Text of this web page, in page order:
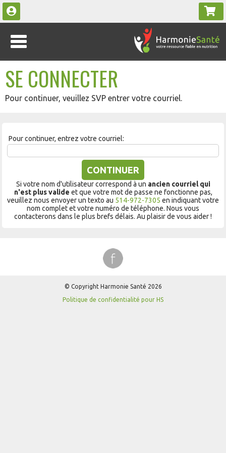
SE CONNECTER
Pour continuer, veuillez SVP entrer votre courriel.
Pour continuer, entrez votre courriel:
CONTINUER
Si votre nom d'utilisateur correspond à un ancien courriel qui
n'est plus valide et que votre mot de passe ne fonctionne pas,
veuillez nous envoyer un texto au 514-972-7305 en indiquant votre
nom complet et votre numéro de téléphone. Nous vous
contacterons dans le plus brefs délais. Au plaisir de vous aider !
© Copyright Harmonie Santé 2026
Politique de confidentialité pour HS